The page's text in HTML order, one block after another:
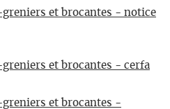
greniers et brocantes - notice
greniers et brocantes - cerfa
greniers et brocantes -